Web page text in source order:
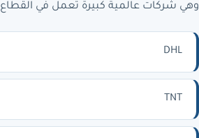
وهي شركات عالمية كبيرة تعمل في